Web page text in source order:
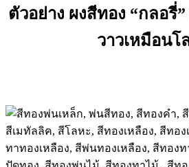
ตัวอย่าง ผงสีทอง “กลอรี่
วาวเหมือนโ